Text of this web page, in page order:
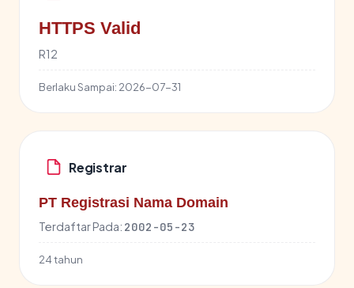
HTTPS Valid
R12
Berlaku Sampai: 2026-07-31
Registrar
PT Registrasi Nama Domain
Terdaftar Pada: 2002-05-23
24 tahun